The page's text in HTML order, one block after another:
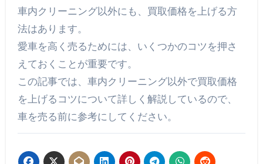
車内クリーニング以外にも、買取価格を上げる方
法はあります。
愛車を高く売るためには、いくつかのコツを押さ
えておくことが重要です。
この記事では、車内クリーニング以外で買取価格
を上げるコツについて詳しく解説しているので、
車を売る前に参考にしてください。